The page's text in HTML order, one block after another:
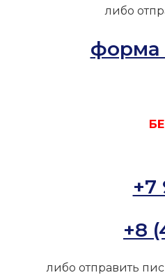
либо
форма
+7
+8
либо отправить